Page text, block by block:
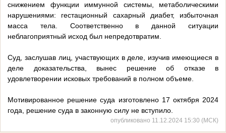
снижением функции иммунной системы, метаболическими
нарушениями: гестационный сахарный диабет, избыточная
масса тела. Соответственно в данной ситуации
неблагоприятный исход был непредотвратим.
Суд, заслушав лиц, участвующих в деле, изучив имеющиеся в
деле доказательства, вынес решение об отказе в
удовлетворении исковых требований в полном объеме.
Мотивированное решение суда изготовлено 17 октября 2024
года, решение суда в законную силу не вступило.
опубликовано 11.12.2024 15:30 (МСК)